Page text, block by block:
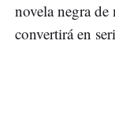
novela negra
convertirá en